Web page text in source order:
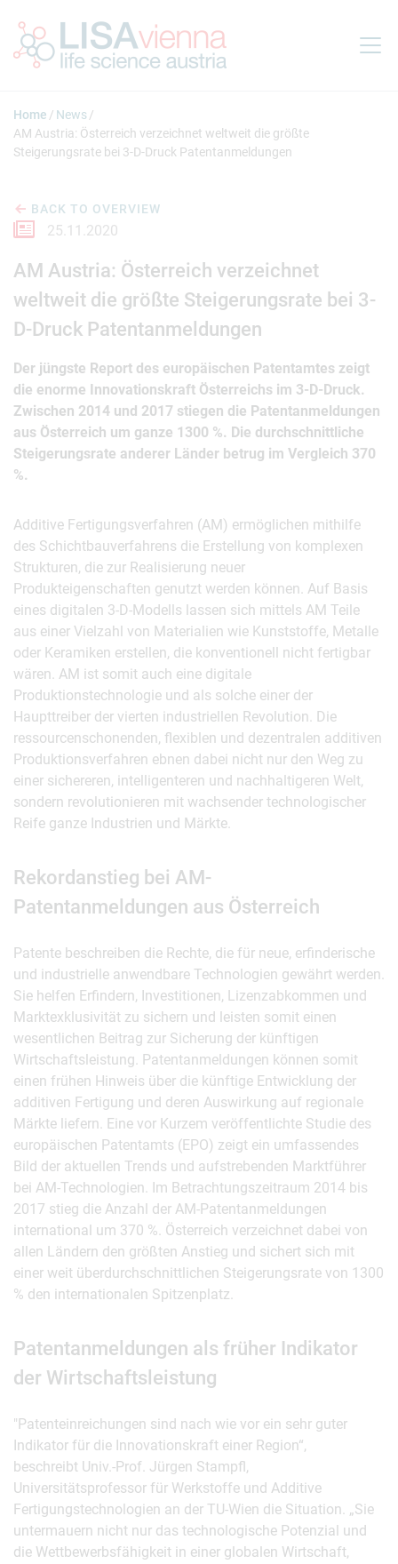
Home
News
AM Austria: Österreich verzeichnet weltweit die größte
Steigerungsrate bei 3-D-Druck Patentanmeldungen
BACK TO OVERVIEW
25.11.2020
AM Austria: Österreich verzeichnet
weltweit die größte Steigerungsrate bei 3-
D-Druck Patentanmeldungen
Der jüngste Report des europäischen Patentamtes zeigt
die enorme Innovationskraft Österreichs im 3-D-Druck.
Zwischen 2014 und 2017 stiegen die Patentanmeldungen
aus Österreich um ganze 1300 %. Die durchschnittliche
Steigerungsrate anderer Länder betrug im Vergleich 370
%.
Additive Fertigungsverfahren (AM) ermöglichen mithilfe
des Schichtbauverfahrens die Erstellung von komplexen
Strukturen, die zur Realisierung neuer
Produkteigenschaften genutzt werden können. Auf Basis
eines digitalen 3-D-Modells lassen sich mittels AM Teile
aus einer Vielzahl von Materialien wie Kunststoffe, Metalle
oder Keramiken erstellen, die konventionell nicht fertigbar
wären. AM ist somit auch eine digitale
Produktionstechnologie und als solche einer der
Haupttreiber der vierten industriellen Revolution. Die
ressourcenschonenden, flexiblen und dezentralen additiven
Produktionsverfahren ebnen dabei nicht nur den Weg zu
einer sichereren, intelligenteren und nachhaltigeren Welt,
sondern revolutionieren mit wachsender technologischer
Reife ganze Industrien und Märkte.
Rekordanstieg bei AM-
Patentanmeldungen aus Österreich
Patente beschreiben die Rechte, die für neue, erfinderische
und industrielle anwendbare Technologien gewährt werden.
Sie helfen Erfindern, Investitionen, Lizenzabkommen und
Marktexklusivität zu sichern und leisten somit einen
wesentlichen Beitrag zur Sicherung der künftigen
Wirtschaftsleistung. Patentanmeldungen können somit
einen frühen Hinweis über die künftige Entwicklung der
additiven Fertigung und deren Auswirkung auf regionale
Märkte liefern. Eine vor Kurzem veröffentlichte Studie des
europäischen Patentamts (EPO) zeigt ein umfassendes
Bild der aktuellen Trends und aufstrebenden Marktführer
bei AM-Technologien. Im Betrachtungszeitraum 2014 bis
2017 stieg die Anzahl der AM-Patentanmeldungen
international um 370 %. Österreich verzeichnet dabei von
allen Ländern den größten Anstieg und sichert sich mit
einer weit überdurchschnittlichen Steigerungsrate von 1300
% den internationalen Spitzenplatz.
Patentanmeldungen als früher Indikator
der Wirtschaftsleistung
"Patenteinreichungen sind nach wie vor ein sehr guter
Indikator für die Innovationskraft einer Region“,
beschreibt Univ.-Prof. Jürgen Stampfl,
Universitätsprofessor für Werkstoffe und Additive
Fertigungstechnologien an der TU-Wien die Situation. „Sie
untermauern nicht nur das technologische Potenzial und
die Wettbewerbsfähigkeit in einer globalen Wirtschaft,